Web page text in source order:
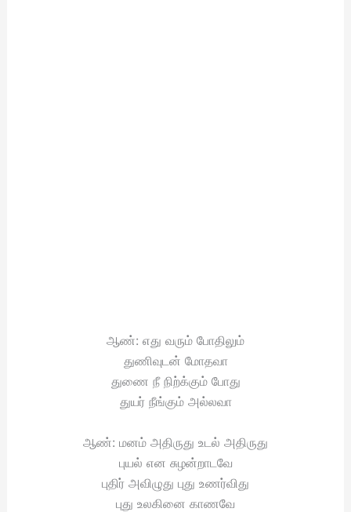
ஆண்: எது வரும் போதிலும்
துணிவுடன் மோதவா
துணை நீ நிற்க்கும் போது
துயர் நீங்கும் அல்லவா
ஆண்: மனம் அதிருது உடல் அதிருது
புயல் என சுழன்றாடவே
புதிர் அவிழுது புது உணர்விது
புது உலகினை காணவே